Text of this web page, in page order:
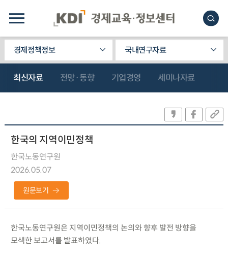
경제정책정보 국내연구자료
최신자료 전망·동향 기업경영 세미나자료
한국의 지역이민정책
한국노동연구원
2026.05.07
원문보기
한국노동연구원은 지역이민정책의 논의와 향후 발전 방향을
모색한 보고서를 발표하였다.